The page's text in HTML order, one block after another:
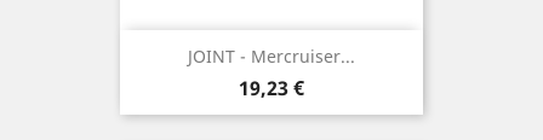
JOINT - Mercruiser...
Prix
19,23 €